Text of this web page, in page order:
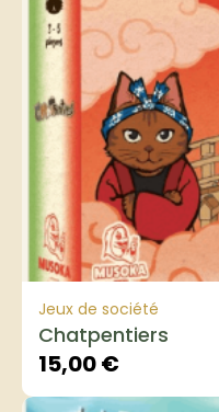
Jeux de société
Chatpentiers
15,00€